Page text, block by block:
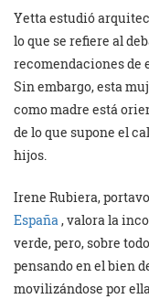
Yetta estudió
lo que se refiere al
recomendaciones de
Sin embargo, esta
como madre está
de lo que supone el
hijos.
Irene Rubiera,
España, valora la
verde, pero, sobre
pensando en el bien
movilizándose por